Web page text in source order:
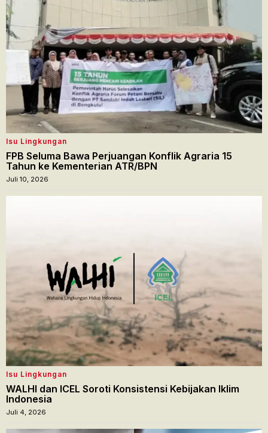
Isu Lingkungan
FPB Seluma Bawa Perjuangan Konflik Agraria 15
Tahun ke Kementerian ATR/BPN
Juli 10, 2026
Isu Lingkungan
WALHI dan ICEL Soroti Konsistensi Kebijakan Iklim
Indonesia
Juli 4, 2026